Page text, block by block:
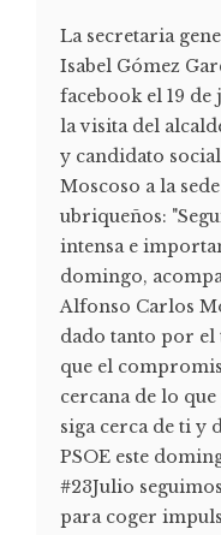
La secretaria
Isabel Gómez
facebook el 19
la visita del
y candidato
Moscoso a la
ubriqueños:
intensa e
domingo,
Alfonso Carlos
dado tanto por
que el
cercana de lo
siga cerca de ti y
PSOE este
#23Julio
para coger